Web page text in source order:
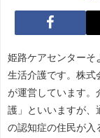
姫路ケアセンターそ
生活介護です。株式
が運営しています。
護」といいますが、
の認知症の住民が入